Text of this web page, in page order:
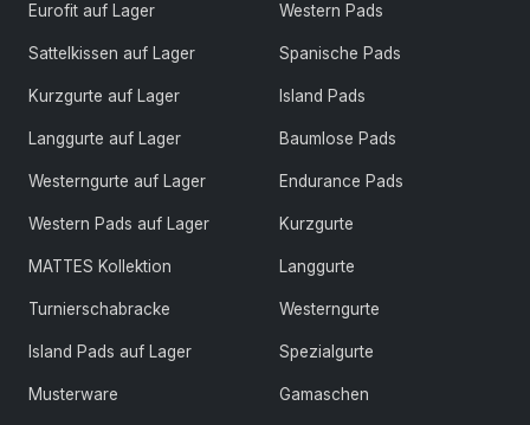
Eurofit auf Lager
Sattelkissen auf Lager
Kurzgurte auf Lager
Langgurte auf Lager
Westerngurte auf Lager
Western Pads auf Lager
MATTES Kollektion
Turnierschabracke
Island Pads auf Lager
Musterware
Western Pads
Spanische Pads
Island Pads
Baumlose Pads
Endurance Pads
Kurzgurte
Langgurte
Westerngurte
Spezialgurte
Gamaschen